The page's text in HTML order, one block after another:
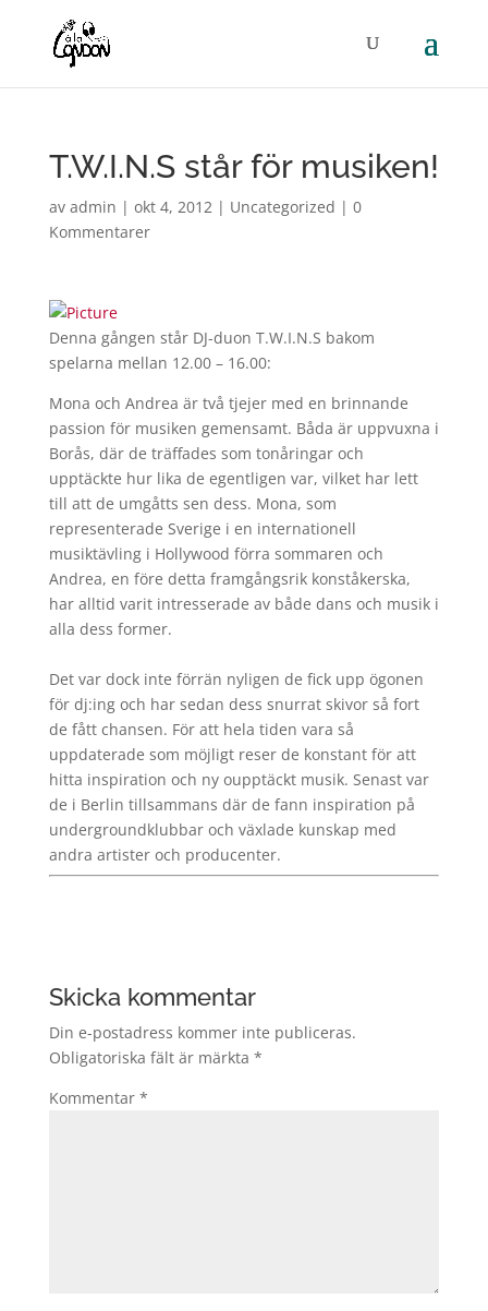
T.W.I.N.S står för musiken!
av admin | okt 4, 2012| Uncategorized | 0
Kommentarer
Denna gången står DJ-duon T.W.I.N.S bakom
spelarna mellan 12.00 – 16.00:
Mona och Andrea är två tjejer med en brinnande
passion för musiken gemensamt. Båda är uppvuxna i
Borås, där de träffades som tonåringar och
upptäckte hur lika de egentligen var, vilket har lett
till att de umgåtts sen dess. Mona, som
representerade Sverige i en internationell
musiktävling i Hollywood förra sommaren och
Andrea, en före detta framgångsrik konståkerska,
har alltid varit intresserade av både dans och musik i
alla dess former.
Det var dock inte förrän nyligen de fick upp ögonen
för dj:ing och har sedan dess snurrat skivor så fort
de fått chansen. För att hela tiden vara så
uppdaterade som möjligt reser de konstant för att
hitta inspiration och ny oupptäckt musik. Senast var
de i Berlin tillsammans där de fann inspiration på
undergroundklubbar och växlade kunskap med
andra artister och producenter.
Skicka kommentar
Din e-postadress kommer inte publiceras.
Obligatoriska fält är märkta *
Kommentar *